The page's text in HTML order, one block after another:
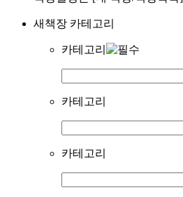
새책장 카테고리
카테고리
카테고리
카테고리